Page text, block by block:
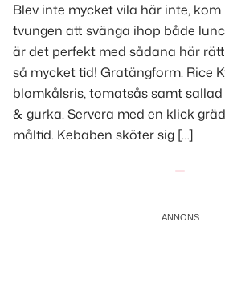
Blev inte mycket vila här inte,
tvungen att svänga ihop både
är det perfekt med sådana här
så mycket tid! Gratängform: Rice
blomkålsris, tomatsås samt
& gurka. Servera med en klick
måltid. Kebaben sköter sig […]